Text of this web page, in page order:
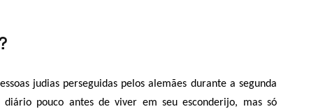
judias perseguidas pelos alemães durante a segunda
pouco antes de viver em seu esconderijo, mas só